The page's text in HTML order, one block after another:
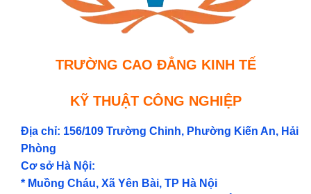
TRƯỜNG CAO ĐẲNG KINH TẾ
KỸ THUẬT CÔNG NGHIỆP
Địa chỉ: 156/109 Trường Chinh, Phường Kiến An, Hải
Phòng
Cơ sở Hà Nội:
* Muồng Cháu, Xã Yên Bài, TP Hà Nội